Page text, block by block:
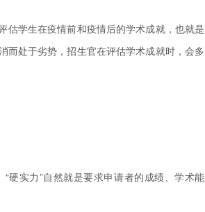
估学生在疫情前和疫情后的学术成就，也就是
而处于劣势，招生官在评估学术成就时，会多
“硬实力”自然就是要求申请者的成绩、学术能